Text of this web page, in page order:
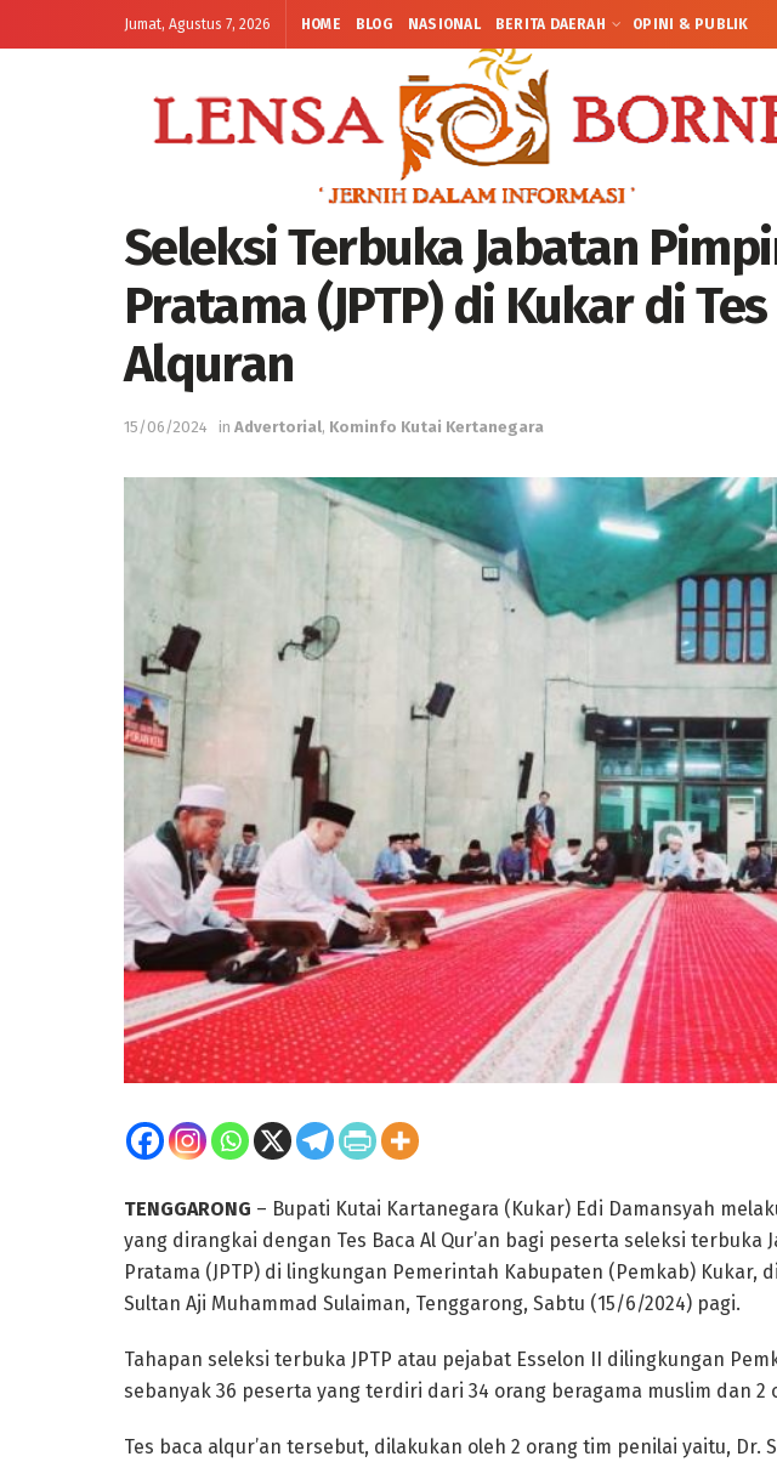
Jumat, Agustus 7, 2026 HOME BLOG NASIONAL BERITA DAERAH OPINI & PUBLIK
Seleksi Terbuka Jabatan
Pratama (JPTP) di Kukar di
Alquran
15/06/2024 in Advertorial, Kominfo Kutai Kertanegara
TENGGARONG – Bupati Kutai Kartanegara (Kukar) Edi Damansyah
yang dirangkai dengan Tes Baca Al Qur’an bagi peserta seleksi terbuka
Pratama (JPTP) di lingkungan Pemerintah Kabupaten (Pemkab) Kukar,
Sultan Aji Muhammad Sulaiman, Tenggarong, Sabtu (15/6/2024) pagi.
Tahapan seleksi terbuka JPTP atau pejabat Esselon II dilingkungan
sebanyak 36 peserta yang terdiri dari 34 orang beragama muslim dan 2
Tes baca alqur’an tersebut, dilakukan oleh 2 orang tim penilai yaitu, Dr.